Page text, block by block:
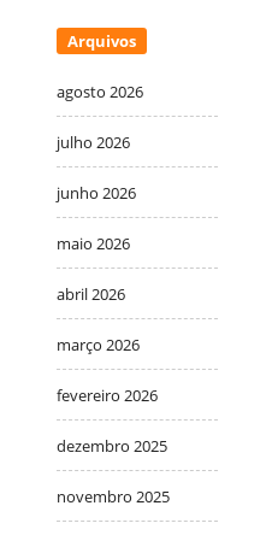
Arquivos
agosto 2026
julho 2026
junho 2026
maio 2026
abril 2026
março 2026
fevereiro 2026
dezembro 2025
novembro 2025